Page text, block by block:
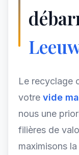
Le recyclage
votre vide
nous une
filières de
maximisons